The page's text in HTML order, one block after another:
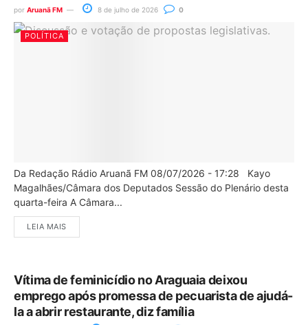
por Aruanã FM 8 de julho de 2026 0
POLÍTICA
Da Redação Rádio Aruanã FM 08/07/2026 - 17:28 Kayo
Magalhães/Câmara dos Deputados Sessão do Plenário desta
quarta-feira A Câmara...
LEIA MAIS
Vítima de feminicídio no Araguaia deixou
emprego após promessa de pecuarista de ajudá-
la a abrir restaurante, diz família